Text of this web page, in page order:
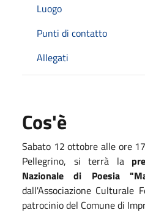
Luogo
Punti di contatto
Allegati
Cos'è
Sabato 12 ottobre alle ore
Pellegrino, si terrà la
Nazionale di Poesia
dall'Associazione Culturale
patrocinio del Comune di